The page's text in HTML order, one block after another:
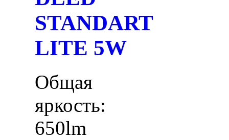
STANDART
LITE 5W
Общая
яркость:
650lm